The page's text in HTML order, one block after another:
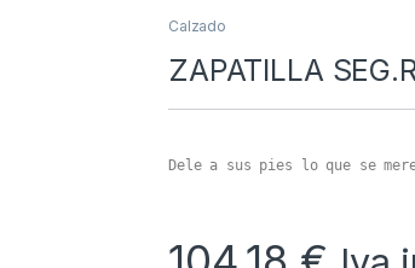
Calzado
ZAPATILLA
Dele a sus pies lo que se